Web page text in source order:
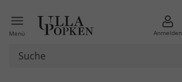
Menü Anmelden